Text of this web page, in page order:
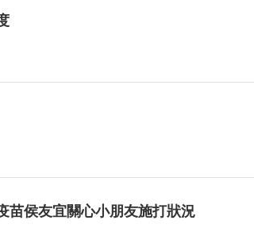
苗侯友宜關心小朋友施打狀況